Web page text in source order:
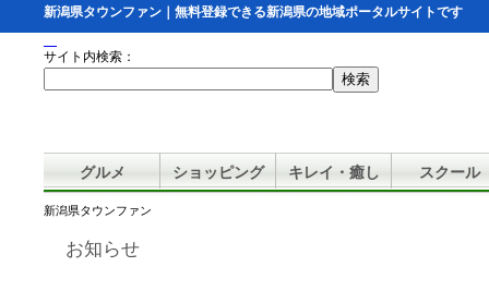
新潟県タウンファン｜無料登録できる新潟県の地域ポータルサイトです
サイト内検索：
グルメ ショッピング キレイ・癒し スクール
新潟県タウンファン
お知らせ